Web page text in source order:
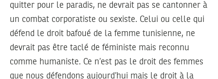
quitter pour le paradis, ne devrait pas se cantonner à
un combat corporatiste ou sexiste. Celui ou celle qui
défend le droit bafoué de la femme tunisienne, ne
devrait pas être taclé de féministe mais reconnu
comme humaniste. Ce n’est pas le droit des femmes
que nous défendons aujourd’hui mais le droit à la